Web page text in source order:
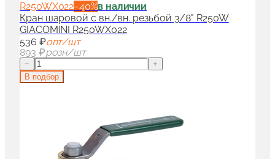
R250WX022−40%в наличии
Кран шаровой с вн./вн. резьбой 3/8" R250W
GIACOMINI R250WX022
536 ₽опт/шт
893 ₽розн/шт
−
+
В подбор